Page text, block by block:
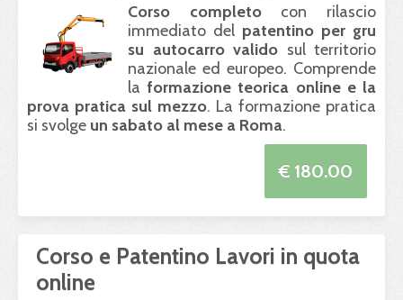
Corso completocon rilascio
immediato del patentino per gru
su autocarro valido sul territorio
nazionale ed europeo. Comprende
laformazione teorica online e la
prova pratica sul mezzo. La formazione pratica
si svolge un sabato al mese a Roma.
€ 180.00
Corso e Patentino Lavori in quota
online